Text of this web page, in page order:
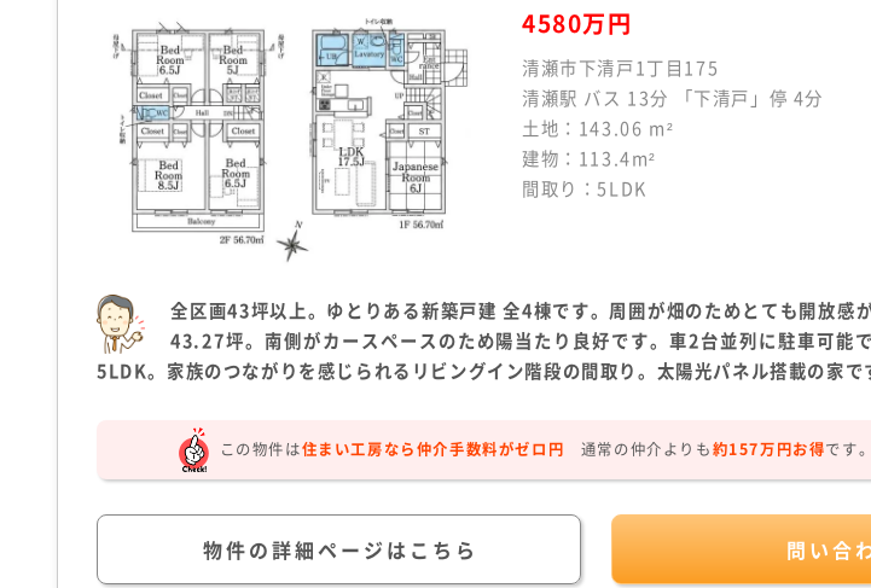
4580万円
清瀬市下清戸1丁目175
清瀬駅 バス 13分 「下清戸」停 4分
土地：143.06 m²
建物：113.4m²
間取り：5LDK
全区画43坪以上。ゆとりある新築戸建 全4棟です。周囲が畑のためとても開放感
43.27坪。南側がカースペースのため陽当たり良好です。車2台並列に駐車可能
5LDK。家族のつながりを感じられるリビングイン階段の間取り。太陽光パネル搭載の家で
この物件は住まい工房なら仲介手数料がゼロ円 通常の仲介よりも約157万円お得です
物件の詳細ページはこちら 問い合